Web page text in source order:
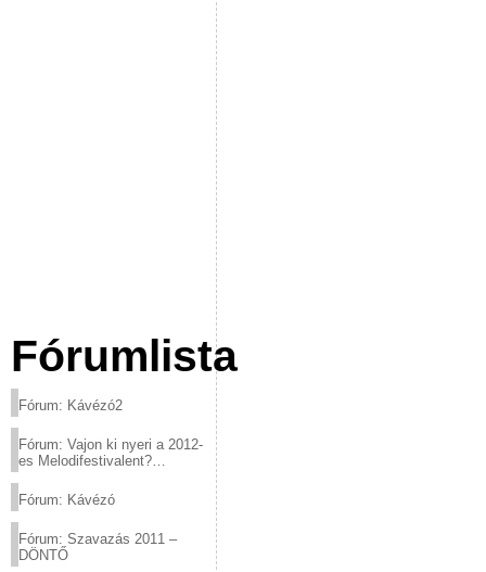
Fórumlista
Fórum: Kávézó2
Fórum: Vajon ki nyeri a 2012-
es Melodifestivalent?
Fórum: Kávézó
Fórum: Szavazás 2011 –
DÖNTŐ